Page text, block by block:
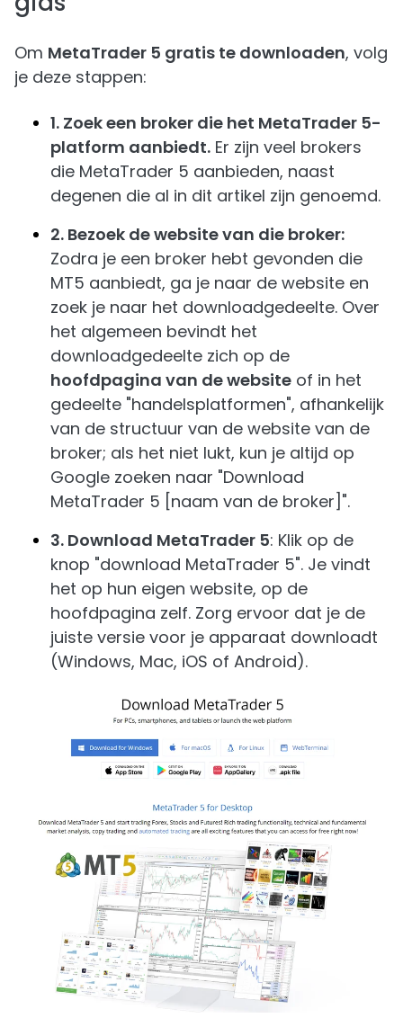
Om MetaTrader 5 gratis te downloaden, volg
je deze stappen:
1. Zoek een broker die het MetaTrader 5-
platform aanbiedt. Er zijn veel brokers
die MetaTrader 5 aanbieden, naast
degenen die al in dit artikel zijn genoemd.
2. Bezoek de website van die broker:
Zodra je een broker hebt gevonden die
MT5 aanbiedt, ga je naar de website en
zoek je naar het downloadgedeelte. Over
het algemeen bevindt het
downloadgedeelte zich op de
hoofdpagina van de website of in het
gedeelte "handelsplatformen", afhankelijk
van de structuur van de website van de
broker; als het niet lukt, kun je altijd op
Google zoeken naar "Download
MetaTrader 5 [naam van de broker]".
3. Download MetaTrader 5: Klik op de
knop "download MetaTrader 5". Je vindt
het op hun eigen website, op de
hoofdpagina zelf. Zorg ervoor dat je de
juiste versie voor je apparaat downloadt
(Windows, Mac, iOS of Android).